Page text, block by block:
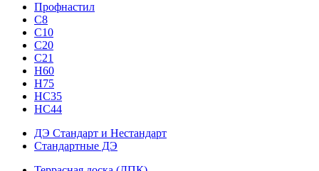
Профнастил
С8
С10
С20
С21
H60
H75
HС35
НС44
ДЭ Стандарт и Нестандарт
Стандартные ДЭ